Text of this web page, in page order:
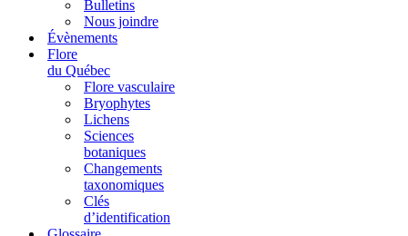
Bulletins
Nous joindre
Évènements
Flore
du Québec
Flore vasculaire
Bryophytes
Lichens
Sciences
botaniques
Changements
taxonomiques
Clés
d’identification